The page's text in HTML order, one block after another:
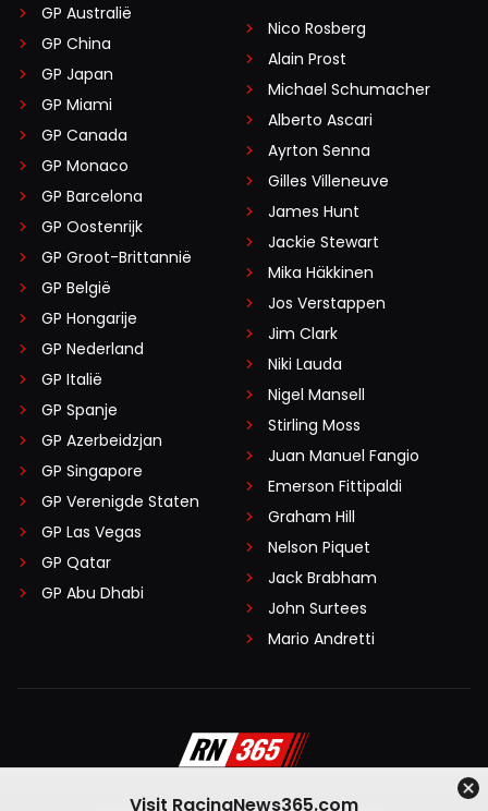
GP Australië
GP China
GP Japan
GP Miami
GP Canada
GP Monaco
GP Barcelona
GP Oostenrijk
GP Groot-Brittannië
GP België
GP Hongarije
GP Nederland
GP Italië
GP Spanje
GP Azerbeidzjan
GP Singapore
GP Verenigde Staten
GP Las Vegas
GP Qatar
GP Abu Dhabi
Nico Rosberg
Alain Prost
Michael Schumacher
Alberto Ascari
Ayrton Senna
Gilles Villeneuve
James Hunt
Jackie Stewart
Mika Häkkinen
Jos Verstappen
Jim Clark
Niki Lauda
Nigel Mansell
Stirling Moss
Juan Manuel Fangio
Emerson Fittipaldi
Graham Hill
Nelson Piquet
Jack Brabham
John Surtees
Mario Andretti
Visit RacingNews365.com